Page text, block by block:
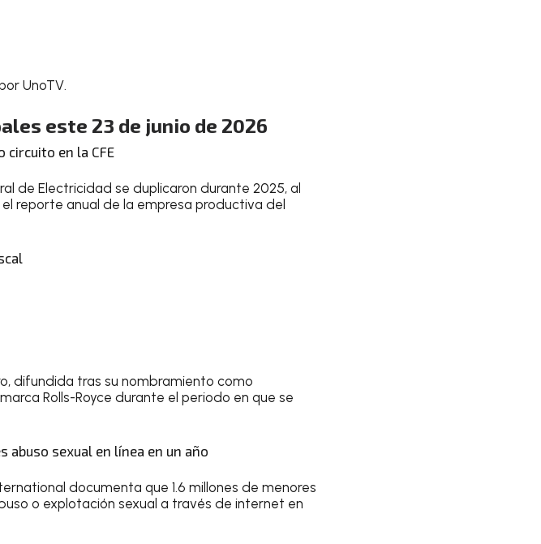
UnoTV.
este 23 de junio de 2026
en la CFE
de Electricidad se duplicaron durante 2025, al
reporte anual de la empresa productiva del
difundida tras su nombramiento como
Rolls-Royce durante el periodo en que se
abuso sexual en línea en un año
documenta que 1.6 millones de menores
o explotación sexual a través de internet en